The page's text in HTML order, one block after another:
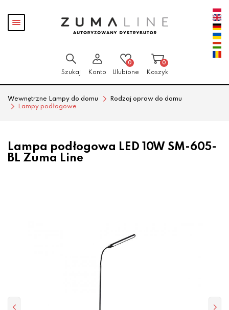
Pokaż
menu
Szukaj Konto
0
Ulubione
0
Koszyk
Wewnętrzne Lampy do domu
Rodzaj opraw do domu
Lampy podłogowe
Lampa podłogowa LED 10W SM-605-
BL Zuma Line